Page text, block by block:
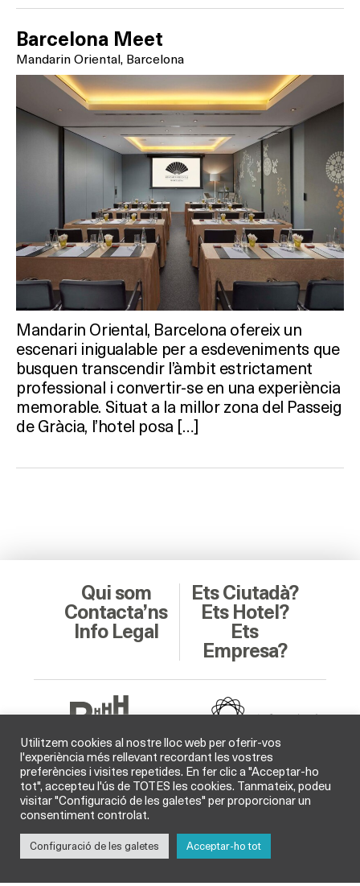
Barcelona Meet
Mandarin Oriental, Barcelona
Mandarin Oriental, Barcelona ofereix un
escenari inigualable per a esdeveniments que
busquen transcendir l’àmbit estrictament
professional i convertir-se en una experiència
memorable. Situat a la millor zona del Passeig
de Gràcia, l’hotel posa […]
Qui som
Contacta’ns
Info Legal
Ets Ciutadà?
Ets Hotel?
Ets
Empresa?
Soci Col·laborador
Utilitzem cookies al nostre lloc web per oferir-vos
l'experiència més rellevant recordant les vostres
preferències i visites repetides. En fer clic a "Acceptar-ho
tot", accepteu l'ús de TOTES les cookies. Tanmateix, podeu
visitar "Configuració de les galetes" per proporcionar un
consentiment controlat.
Configuració de les galetes Acceptar-ho tot